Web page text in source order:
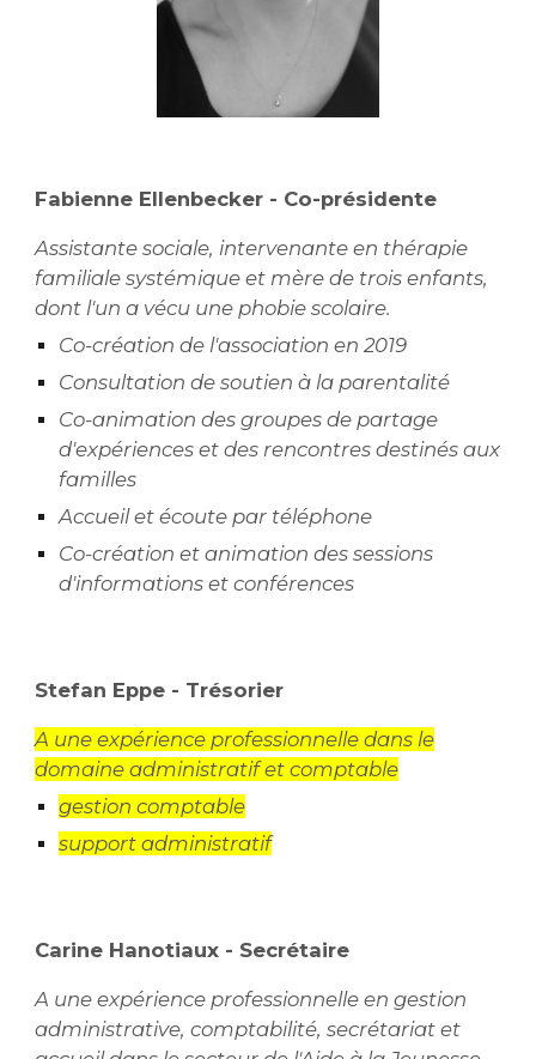
Fabienne Ellenbecker - Co-présidente
Assistante sociale, intervenante en thérapie
familiale systémique et mère de trois enfants,
dont l'una vécu unephobie scolaire.
Co-création de l'association en 2019
Consultation de soutien à la parentalité
Co-animation des groupes de partage
d'expériences et des rencontres destinés aux
familles
Accueil et écoute par téléphone
Co-création et animation des sessions
d'informations et conférences
Stefan Eppe - Trésorier
A une expérience professionnelle dans le
domaine administratif et comptable
gestion comptable
support administratif
Carine Hanotiaux - Secrétaire
A une expérience professionnelle en gestion
administrative, comptabilité, secrétariat et